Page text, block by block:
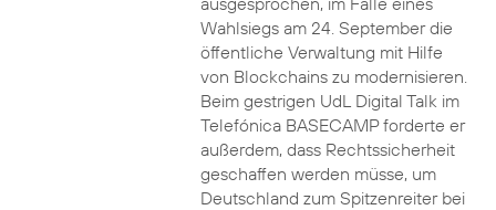
Wahlsiegs am 24. September die
öffentliche Verwaltung mit Hilfe
von Blockchains zu modernisieren.
Beim gestrigen UdL Digital Talk im
Telefónica BASECAMP forderte er
außerdem, dass Rechtssicherheit
geschaffen werden müsse, um
Deutschland zum Spitzenreiter bei